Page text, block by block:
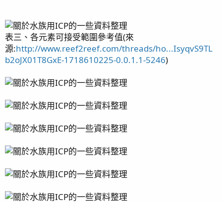
表三、各元素可接受範圍參考值(來
源:http://www.reef2reef.com/threads/ho...IsyqvS9TL
b2oJX01T8GxE-1718610225-0.0.1.1-5246)